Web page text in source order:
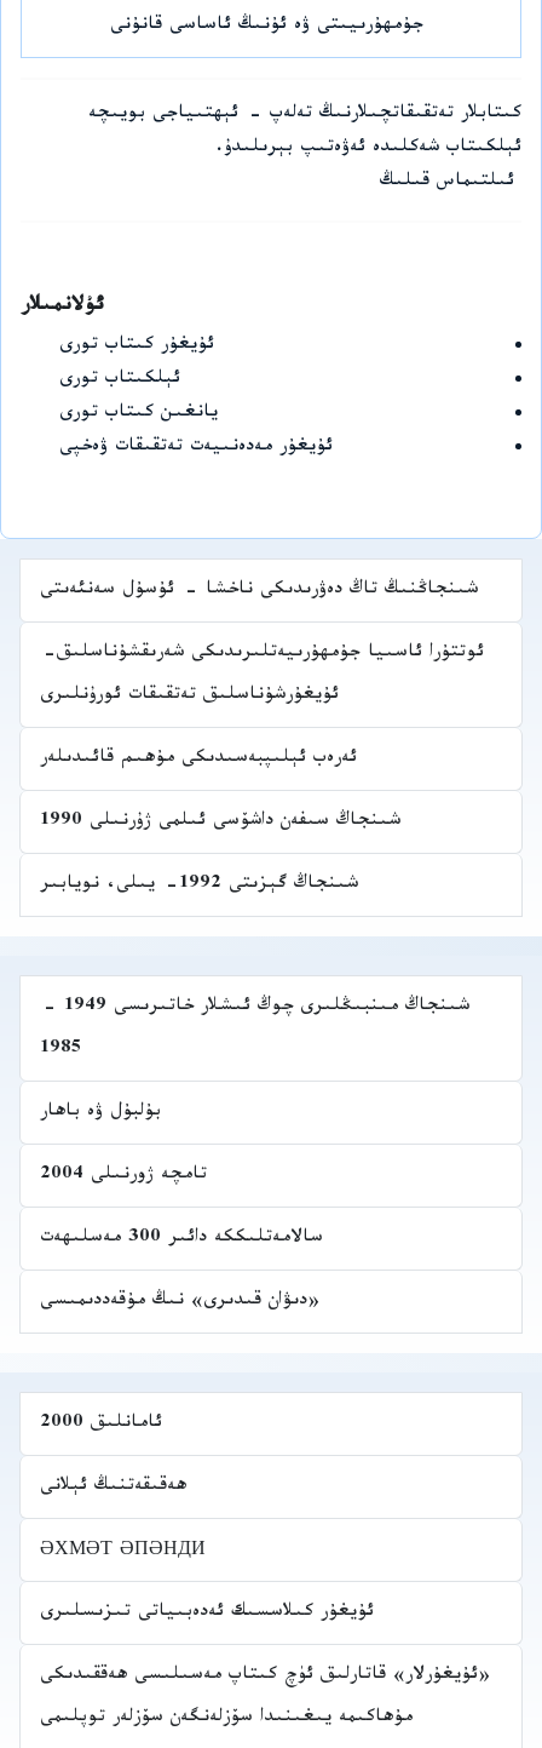
جۇمھۇرىيىتى ۋە ئۇنىڭ ئاساسى قانۇنى
كىتابلار تەتقىقاتچىلارنىڭ تەلەپ - ئېھتىياجى بويىچە
ئېلكىتاب شەكلىدە ئەۋەتىپ بېرىلىدۇ.
ئىلتىماس قىلىڭ
ئۇلانمىلار
ئۇيغۇر كىتاب تورى
ئېلكىتاب تورى
يانغىن كىتاب تورى
ئۇيغۇر مەدەنىيەت تەتقىقات ۋەخپى
شىنجاڭنىڭ تاڭ دەۋرىدىكى ناخشا - ئۇسۇل سەنئەىتى
ئوتتۇرا ئاسىيا جۇمھۇرىيەتلىرىدىكى شەرىقشۇناسلىق-
ئۇيغۇرشۇناسلىق تەتقىقات ئورۇنلىرى
ئەرەب ئېلىپبەسىدىكى مۇھىم قائىدىلەر
شىنجاڭ سىفەن داشۆسى ئىلمى ژۇرنىلى 1990
شىنجاڭ گېزىتى 1992- يىلى، نويابىر
شىنجاڭ مىنبىڭلىرى چوڭ ئىشلار خاتىرىسى 1949 -
1985
بۇلبۇل ۋە باھار
تامچە ژورنىلى 2004
سالامەتلىككە دائىر 300 مەسلىھەت
«دىۋان قىدىرى» نىڭ مۇقەددىمىسى
ئامانلىق 2000
ھەقىقەتنىڭ ئېلانى
ӘХМӘТ ӘПӘНДИ
ئۇيغۇر كىلاسسىك ئەدەبىياتى تىزىسلىرى
«ئۇيغۇرلار» قاتارلىق ئۈچ كىتاپ مەسىلىسى ھەققىدىكى
مۇھاكىمە يىغىنىدا سۆزلەنگەن سۆزلەر توپلىمى